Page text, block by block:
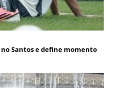
no Santos e define momento